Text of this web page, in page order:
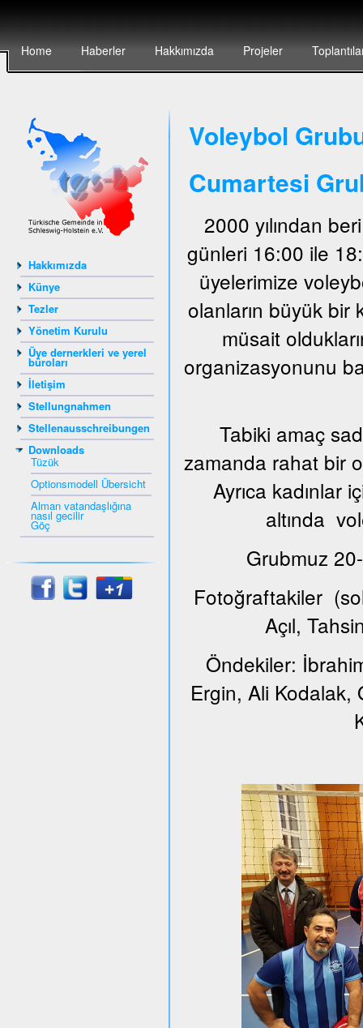
Home Haberler Hakkımızda Projeler
Hakkımızda
Künye
Tezler
Yönetim Kurulu
Üye dernerkleri ve yerel
büroları
İletişim
Stellungnahmen
Stellenausschreibungen
Downloads
Tüzük
Optionsmodell Übersicht
Alman vatandaşlığına
nasıl gecilir
Göç
Voleybol
Cumartesi
2000 yılından
günleri 16:00 ile
üyelerimize
olanların büyük bir
müsait
organizasyonunu
Tabiki amaç
zamanda rahat bir
Ayrıca kadınlar
altında
Grubmuz
Fotoğraftakiler
Açıl,
Öndekiler:
Ergin, Ali Kodalak,